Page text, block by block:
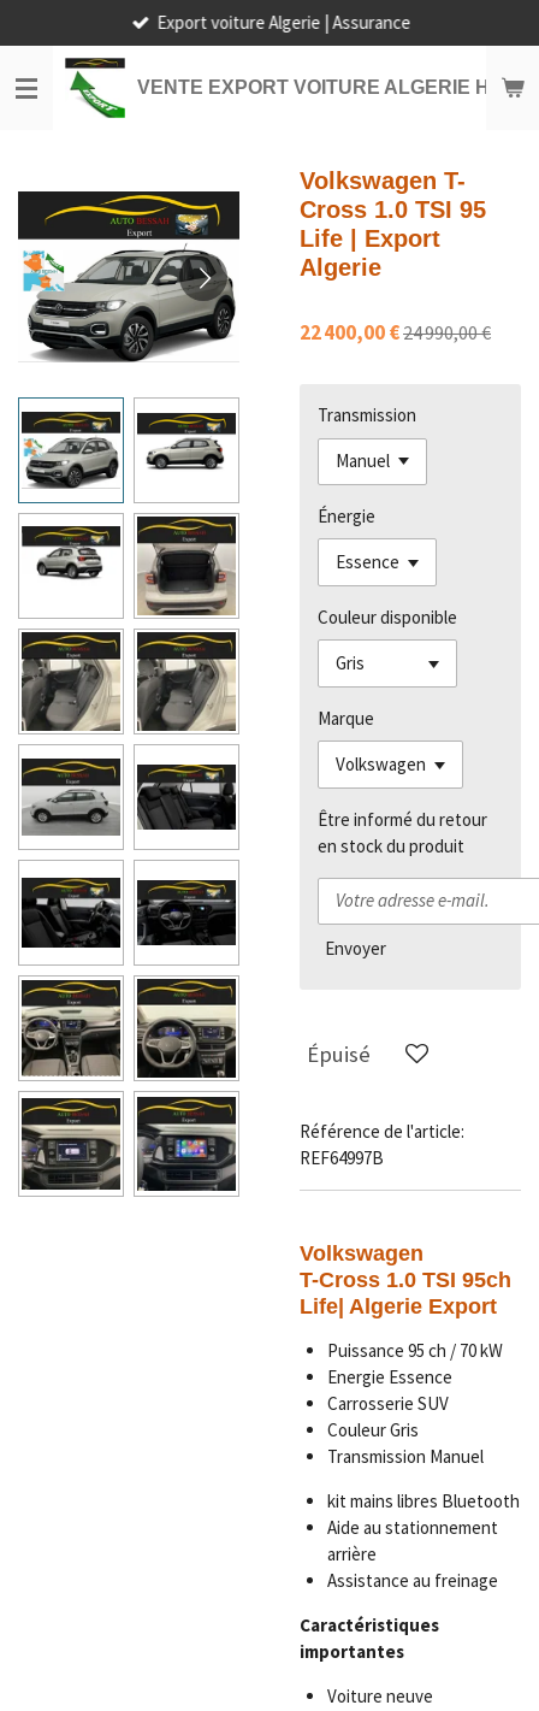
au
contenu
principal
VENTE EXPORT VOITURE ALGERIE HORS
Export voiture Algerie | Assurance
Volkswagen T-
Cross 1.0 TSI 95
Life | Export
Algerie
22 400,00 €24 990,00 €
Transmission
Énergie
Couleur disponible
Marque
Être informé du retour
en stock du produit
Envoyer
Épuisé
Référence de l'article:
REF64997B
Volkswagen
T-Cross 1.0 TSI 95ch
Life| Algerie Export
Puissance 95 ch / 70 kW
Energie Essence
Carrosserie SUV
Couleur Gris
Transmission Manuel
kit mains libres Bluetooth
Aide au stationnement
arrière
Assistance au freinage
Caractéristiques
importantes
Voiture neuve